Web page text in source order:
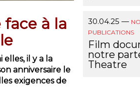
face à la
il y a la
anniversaire le
exigences de
30.04.25 —
PUBLICATIONS
Film
notre
Theatre